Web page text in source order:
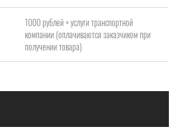
1000 рублей + услуги транспортной
компании (оплачиваются заказчиком при
получении товара)